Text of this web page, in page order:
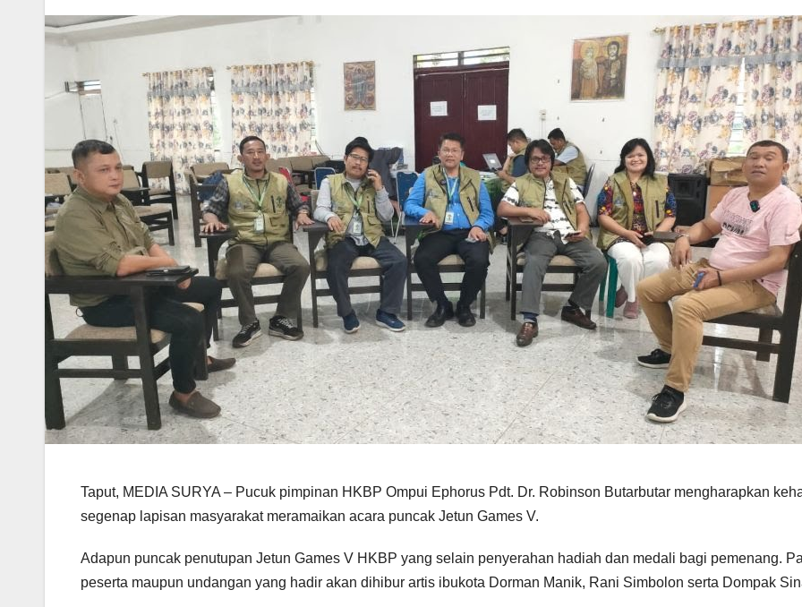
Taput, MEDIA SURYA – Pucuk pimpinan HKBP Ompui Ephorus Pdt. Dr. Robinson Butarbutar mengharapkan
segenap lapisan masyarakat meramaikan acara puncak Jetun Games V.
Adapun puncak penutupan Jetun Games V HKBP yang selain penyerahan hadiah dan medali bagi pemenang.
peserta maupun undangan yang hadir akan dihibur artis ibukota Dorman Manik, Rani Simbolon serta Dompak